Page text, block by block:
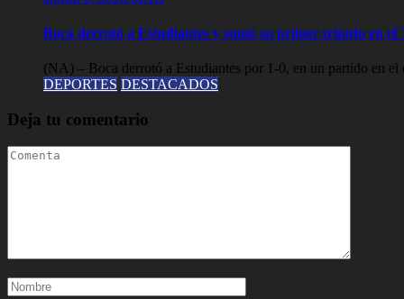
Boca derrotó a Estudiantes y sumó su primer triunfo en el
(NA) – Boca derrotó a Estudiantes por 1-0, en un partido en
DEPORTES DESTACADOS
Deja tu comentario